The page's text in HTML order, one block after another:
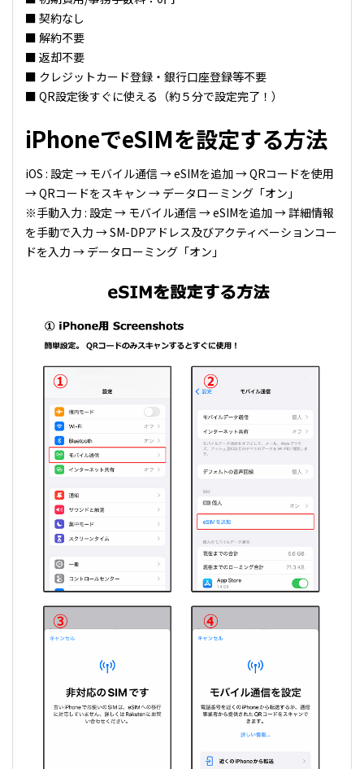
■ 契約なし
■ 解約不要
■ 返却不要
■ クレジットカード登録・銀行口座登録等不要
■ QR設定後すぐに使える（約５分で設定完了！）
iPhoneでeSIMを設定する方法
iOS : 設定 → モバイル通信 → eSIMを追加 → QRコードを使用
→ QRコードをスキャン → データローミング「オン」
※手動入力 : 設定 → モバイル通信 → eSIMを追加 → 詳細情報
を手動で入力 → SM-DPアドレス及びアクティベーションコー
ドを入力 → データローミング「オン」